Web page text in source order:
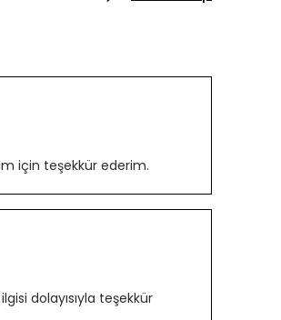
için teşekkür ederim.
dolayısıyla teşekkür